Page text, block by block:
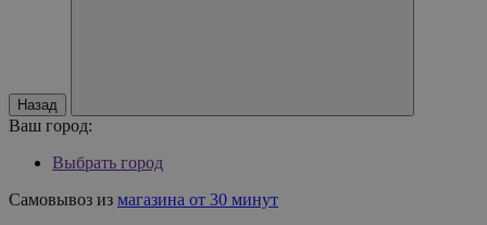
Назад
Ваш город:
Выбрать город
Самовывоз из магазина от 30 минут